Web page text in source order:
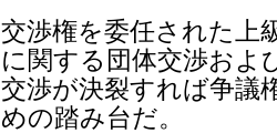
交渉権を委任された上
に関する団体交渉およ
交渉が決裂すれば争議
めの踏み台だ。